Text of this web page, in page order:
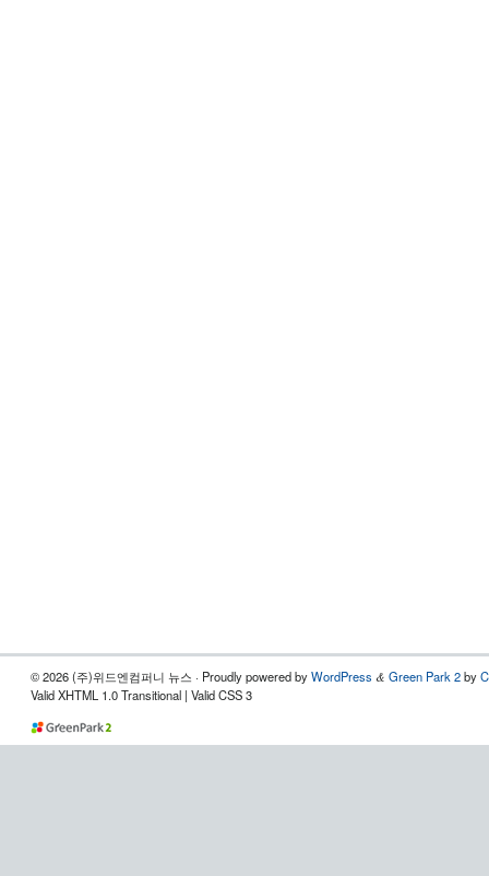
© 2026 (주)위드엔컴퍼니 뉴스 · Proudly powered byWordPress & Green Park 2by
Valid XHTML 1.0 Transitional | Valid CSS 3